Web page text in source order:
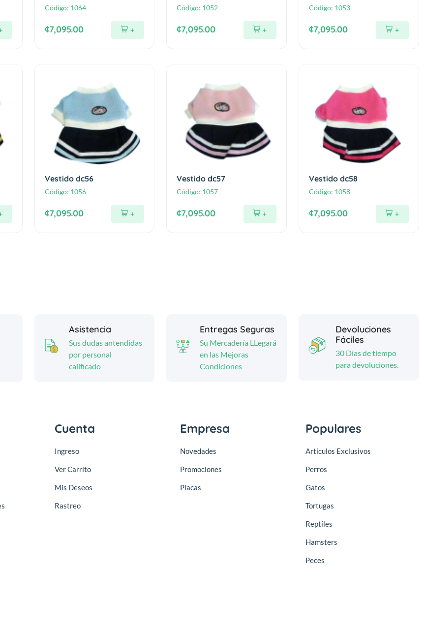
Código: 1064
¢7,095.00 +
Código: 1052
¢7,095.00 +
Código: 1053
¢7,095.00 +
Vestido dc56
Código: 1056
¢7,095.00 +
Vestido dc57
Código: 1057
¢7,095.00 +
Vestido dc58
Código: 1058
¢7,095.00 +
Asistencia
Sus dudas antendidas
por personal
calificado
Entregas Seguras
Su Mercadería LLegará
en las Mejoras
Condiciones
Devoluciones
Fáciles
30 Días de tiempo
para devoluciones.
Cuenta
Ingreso
Ver Carrito
Mis Deseos
Rastreo
Empresa
Novedades
Promociones
Placas
Populares
Artículos Exclusivos
Perros
Gatos
Tortugas
Reptíles
Hamsters
Peces